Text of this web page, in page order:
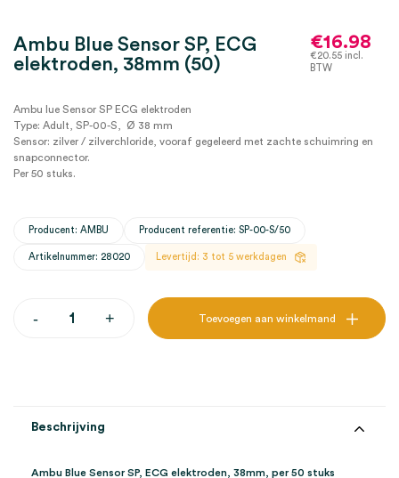
Ambu Blue Sensor SP, ECG
elektroden, 38mm (50)
€16.98
€20.55 incl.
BTW
Ambu lue Sensor SP ECG elektroden
Type: Adult, SP-00-S, Ø 38 mm
Sensor: zilver / zilverchloride, vooraf gegeleerd met zachte schuimring en
snapconnector.
Per 50 stuks.
Producent: AMBU Producent referentie: SP-00-S/50
Artikelnummer: 28020 Levertijd: 3 tot 5 werkdagen
-
(50)
+ Toevoegen aan winkelmand
Beschrijving
Ambu Blue Sensor SP, ECG elektroden, 38mm, per 50 stuks